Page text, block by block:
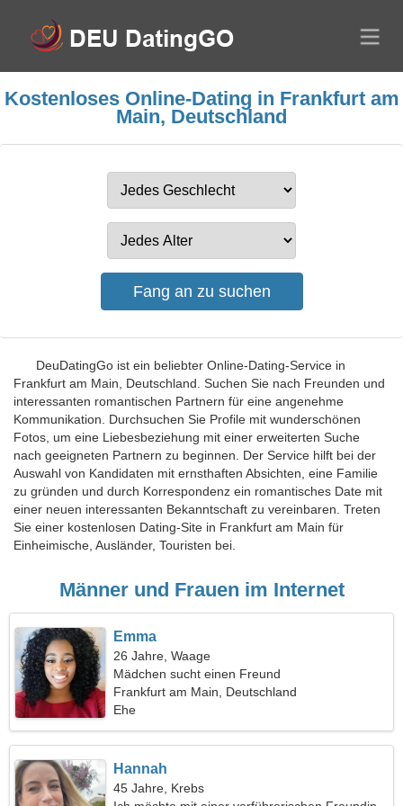
Kostenloses Online-Dating in Frankfurt am
Main, Deutschland
DeuDatingGo ist ein beliebter Online-Dating-Service in
Frankfurt am Main, Deutschland. Suchen Sie nach Freunden und
interessanten romantischen Partnern für eine angenehme
Kommunikation. Durchsuchen Sie Profile mit wunderschönen
Fotos, um eine Liebesbeziehung mit einer erweiterten Suche
nach geeigneten Partnern zu beginnen. Der Service hilft bei der
Auswahl von Kandidaten mit ernsthaften Absichten, eine Familie
zu gründen und durch Korrespondenz ein romantisches Date mit
einer neuen interessanten Bekanntschaft zu vereinbaren. Treten
Sie einer kostenlosen Dating-Site in Frankfurt am Main für
Einheimische, Ausländer, Touristen bei.
Männer und Frauen im Internet
Emma
26 Jahre, Waage
Mädchen sucht einen Freund
Frankfurt am Main, Deutschland
Ehe
Hannah
45 Jahre, Krebs